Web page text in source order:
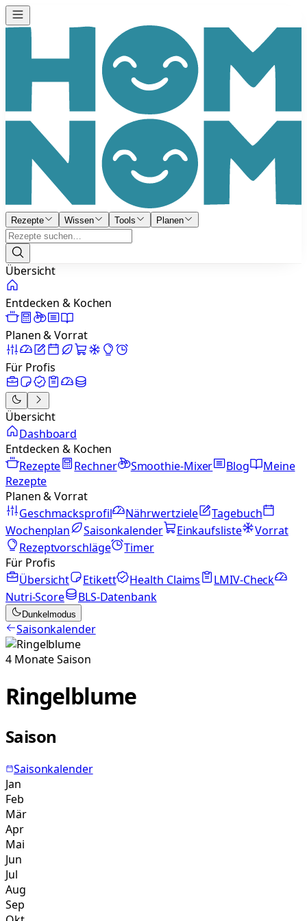
Rezepte Wissen Tools Planen
Übersicht
Entdecken & Kochen
Planen & Vorrat
Für Profis
Übersicht
Dashboard
Entdecken & Kochen
Rezepte
Rechner Smoothie-Mixer Blog
Meine
Rezepte
Planen & Vorrat
Geschmacksprofil
Nährwertziele
Tagebuch
Wochenplan
Saisonkalender Einkaufsliste
Vorrat
Rezeptvorschläge
Timer
Für Profis
Übersicht
Etikett Health Claims
LMIV-Check
Nutri-Score
BLS-Datenbank
Dunkelmodus
Saisonkalender
4 MonateSaison
Ringelblume
Saison
Saisonkalender
Jan
Feb
Mär
Apr
Mai
Jun
Jul
Aug
Sep